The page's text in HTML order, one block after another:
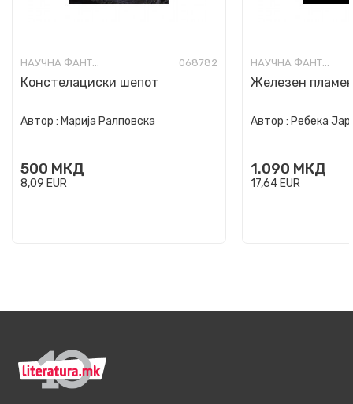
НАУЧНА ФАНТАСТИКА И ФАНТАЗИЈА 068782
Констелациски шепот
Автор : Марија Ралповска
500 МКД
8,09 EUR
НАУЧНА ФАНТАСТИКА И ФАНТАЗИЈА
Железен
Автор : Ребека
1.090 МКД
17,64EUR